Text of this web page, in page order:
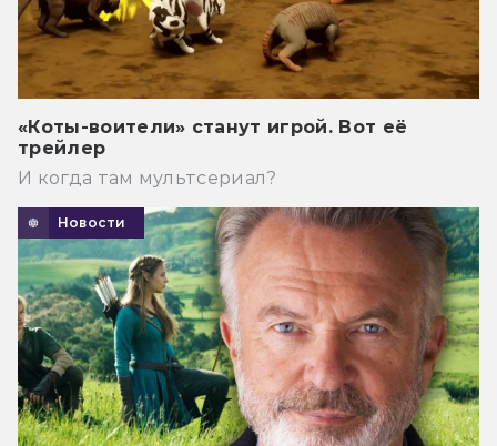
«Коты-воители» станут игрой. Вот её
трейлер
И когда там мультсериал?
Новости